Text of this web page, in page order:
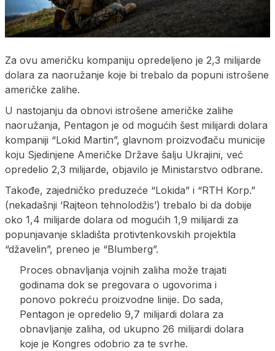
Za ovu američku kompaniju opredeljeno je 2,3 milijarde
dolara za naoružanje koje bi trebalo da popuni istrošene
američke zalihe.
U nastojanju da obnovi istrošene američke zalihe
naoružanja, Pentagon je od mogućih šest milijardi dolara
kompaniji “Lokid Martin”, glavnom proizvođaču municije
koju Sjedinjene Američke Države šalju Ukrajini, već
opredelio 2,3 milijarde, objavilo je Ministarstvo odbrane.
Takođe, zajedničko preduzeće “Lokida” i “RTH Korp.”
(nekadašnji ‘Rajteon tehnolodžis’) trebalo bi da dobije
oko 1,4 milijarde dolara od mogućih 1,9 milijardi za
popunjavanje skladišta protivtenkovskih projektila
“džavelin”, preneo je “Blumberg”.
Proces obnavljanja vojnih zaliha može trajati
godinama dok se pregovara o ugovorima i
ponovo pokreću proizvodne linije. Do sada,
Pentagon je opredelio 9,7 milijardi dolara za
obnavljanje zaliha, od ukupno 26 milijardi dolara
koje je Kongres odobrio za te svrhe.